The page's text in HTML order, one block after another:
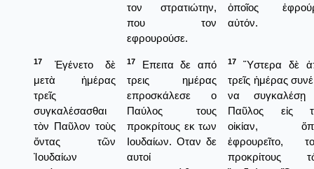
τον στρατιώτην,
που τον
εφρουρούσε.
ὁποῖος
αὐτόν.
17
Ἐγένετο δὲ
μετὰ ἡμέρας
τρεῖς
συγκαλέσασθαι
τὸν Παῦλον τοὺς
ὄντας τῶν
Ἰουδαίων
17
Επειτα δε από
τρεις ημέρας
επροσκάλεσε ο
Παύλος τους
προκρίτους εκ των
Ιουδαίων. Οταν δε
αυτοί
17
Ὕστερα δὲ
τρεῖς ἡμέρας
να
Παῦλος εἰς
οἰκίαν,
ἐφρουρεῖτο,
προκρίτους